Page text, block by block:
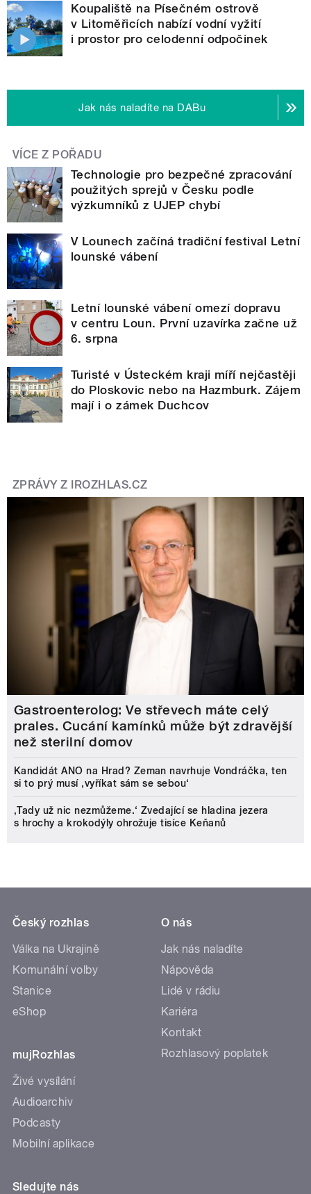
Koupaliště na Písečném ostrově
v Litoměřicích nabízí vodní vyžití
i prostor pro celodenní odpočinek
Jak nás naladíte na DABu
VÍCE Z POŘADU
Technologie pro bezpečné zpracování
použitých sprejů v Česku podle
výzkumníků z UJEP chybí
V Lounech začíná tradiční festival Letní
lounské vábení
Letní lounské vábení omezí dopravu
v centru Loun. První uzavírka začne už
6. srpna
Turisté v Ústeckém kraji míří nejčastěji
do Ploskovic nebo na Hazmburk. Zájem
mají i o zámek Duchcov
ZPRÁVY Z IROZHLAS.CZ
Gastroenterolog: Ve střevech máte celý
prales. Cucání kamínků může být zdravější
než sterilní domov
Kandidát ANO na Hrad? Zeman navrhuje Vondráčka, ten
si to prý musí ‚vyříkat sám se sebou‘
‚Tady už nic nezmůžeme.‘ Zvedající se hladina jezera
s hrochy a krokodýly ohrožuje tisíce Keňanů
Český rozhlas
Válka na Ukrajině
Komunální volby
Stanice
eShop
mujRozhlas
Živé vysílání
Audioarchiv
Podcasty
Mobilní aplikace
O nás
Jak nás naladíte
Nápověda
Lidé v rádiu
Kariéra
Kontakt
Rozhlasový poplatek
Sledujte nás